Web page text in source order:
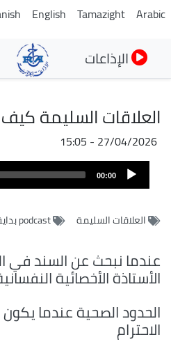
Arabic
Tamazight
English
الإذاعات
العلاقات السليمة
27/04/2026 - 15:05
ملف
الصوت
Audio
Player
00:00
العلاقات السليمة podcast بداية
عندما نبحث عن السند في
الأستاذة الأخصائية
الحدود الصحية عندما
الاحترام